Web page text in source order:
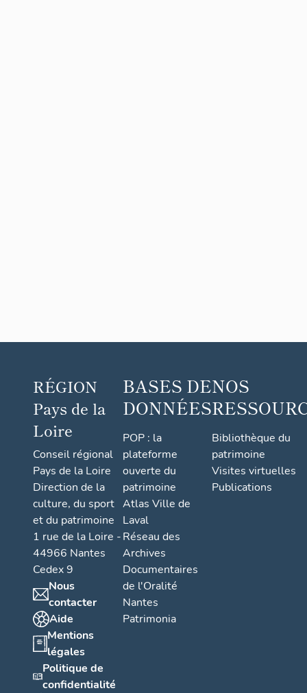
RÉGION
Pays de la
Loire
Conseil régional
Pays de la Loire
Direction de la
culture, du sport
et du patrimoine
1 rue de la Loire -
44966 Nantes
Cedex 9
Nous
contacter
Aide
Mentions
légales
Politique de
confidentialité
BASES DE
DONNÉES
POP : la
plateforme
ouverte du
patrimoine
Atlas Ville de
Laval
Réseau des
Archives
Documentaires
de l'Oralité
Nantes
Patrimonia
NOS
Bibliothèque du
patrimoine
Visites virtuelles
Publications